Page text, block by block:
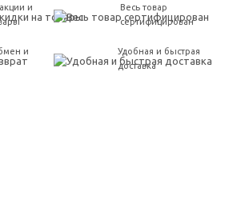
и
Весь товар
сертифицирован
и
Удобная и быстрая
доставка